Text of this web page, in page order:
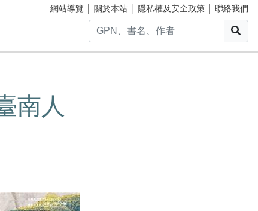
網站導覽 關於本站 隱私權及安全政策 聯絡我們
南人